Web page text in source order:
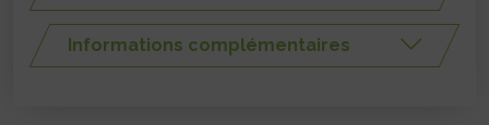
Informations complémentaires